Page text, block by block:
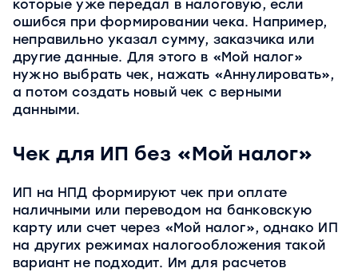
которые уже передал в налоговую, если
ошибся при формировании чека. Например,
неправильно указал сумму, заказчика или
другие данные. Для этого в «Мой налог»
нужно выбрать чек, нажать «Аннулировать»,
а потом создать новый чек с верными
данными.
Чек для ИП без «Мой налог»
ИП на НПД формируют чек при оплате
наличными или переводом на банковскую
карту или счет через «Мой налог», однако ИП
на других режимах налогообложения такой
вариант не подходит. Им для расчетов